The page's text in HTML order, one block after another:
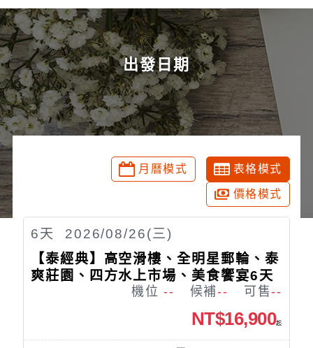
出發日期
月曆模式 表格模式
價格模式
2026/08/26(三)
6天
【泰經典】高空滑樓、全明星郵輪、泰
爽莊園、四方水上市場、美食饗宴6天
機位-- 候補-- 可售--
NT$16,900起